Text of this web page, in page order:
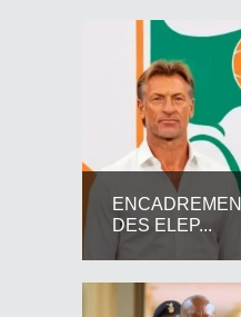
DES ELEP...